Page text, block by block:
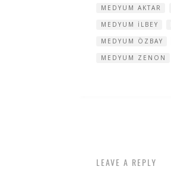
MEDYUM AKTAR
MEDYUM ILBEY
MEDYUM ÖZBAY
MEDYUM ZENON
LEAVE A REPLY